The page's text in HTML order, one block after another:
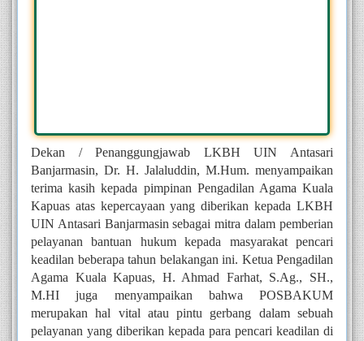
Dekan / Penanggungjawab LKBH UIN Antasari
Banjarmasin, Dr. H. Jalaluddin, M.Hum. menyampaikan
terima kasih kepada pimpinan Pengadilan Agama Kuala
Kapuas atas kepercayaan yang diberikan kepada LKBH
UIN Antasari Banjarmasin sebagai mitra dalam pemberian
pelayanan bantuan hukum kepada masyarakat pencari
keadilan beberapa tahun belakangan ini. Ketua Pengadilan
Agama Kuala Kapuas, H. Ahmad Farhat, S.Ag., SH.,
M.HI juga menyampaikan bahwa POSBAKUM
merupakan hal vital atau pintu gerbang dalam sebuah
pelayanan yang diberikan kepada para pencari keadilan di